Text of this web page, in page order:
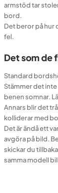
armstöd tar
bord.
Det beror på hur
fel.
Det som de
Standard
Stämmer det
benen somnar.
Annars blir det
kolliderar med
Det är ändå ett
avgöra på bild.
skickar du
samma modell